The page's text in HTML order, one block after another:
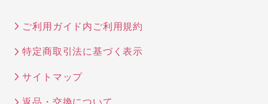
ご利用ガイド内ご利用規約
特定商取引法に基づく表示
サイトマップ